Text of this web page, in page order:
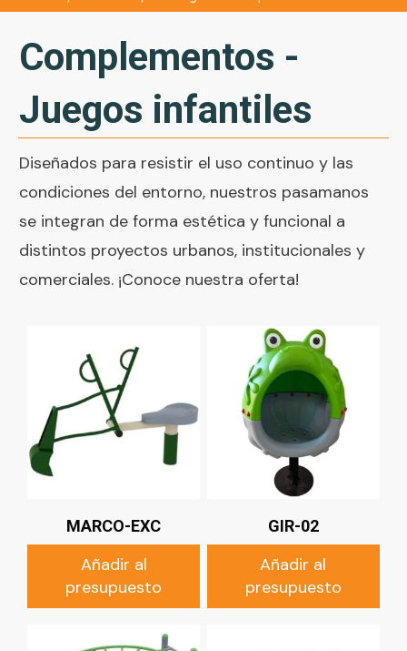
Complementos -
Juegos infantiles
Diseñados para resistir el uso continuo y las
condiciones del entorno, nuestros pasamanos
se integran de forma estética y funcional a
distintos proyectos urbanos, institucionales y
comerciales. ¡Conoce nuestra oferta!
MARCO-EXC
Añadir al
presupuesto
GIR-02
Añadir al
presupuesto